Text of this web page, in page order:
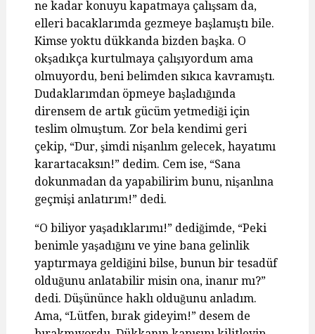
ne kadar konuyu kapatmaya çalışsam da,
elleri bacaklarımda gezmeye başlamıştı bile.
Kimse yoktu dükkanda bizden başka. O
okşadıkça kurtulmaya çalışıyordum ama
olmuyordu, beni belimden sıkıca kavramıştı.
Dudaklarımdan öpmeye başladığında
dirensem de artık gücüm yetmediği için
teslim olmuştum. Zor bela kendimi geri
çekip, “Dur, şimdi nişanlım gelecek, hayatımı
karartacaksın!” dedim. Cem ise, “Sana
dokunmadan da yapabilirim bunu, nişanlına
geçmişi anlatırım!” dedi.
“O biliyor yaşadıklarımı!” dediğimde, “Peki
benimle yaşadığını ve yine bana gelinlik
yaptırmaya geldiğini bilse, bunun bir tesadüf
olduğunu anlatabilir misin ona, inanır mı?”
dedi. Düşününce haklı olduğunu anladım.
Ama, “Lütfen, bırak gideyim!” desem de